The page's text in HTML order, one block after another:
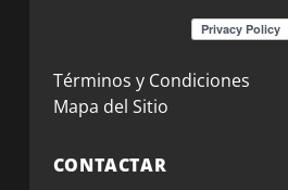
Términos y Condiciones
Mapa del Sitio
CONTACTAR